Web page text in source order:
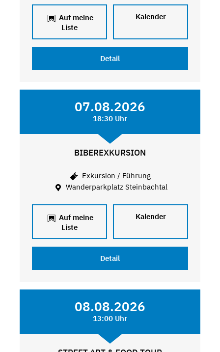
Auf meine
Liste
Kalender
Detail
07.08.2026
18:30 Uhr
BIBEREXKURSION
Exkursion / Führung
Wanderparkplatz Steinbachtal
Auf meine
Liste
Kalender
Detail
08.08.2026
13:00 Uhr